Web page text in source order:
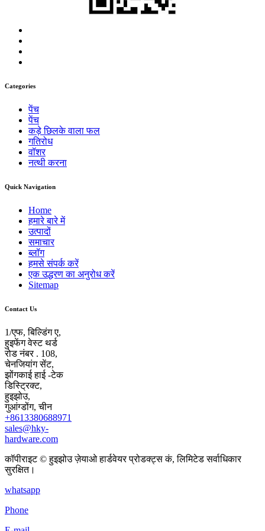
Categories
पेंच
पेंच
कड़े छिलके वाला फल
गतिरोध
वॉशर
नत्थी करना
Quick Navigation
Home
हमारे बारे में
उत्पादों
समाचार
ब्लॉग
हमसे संपर्क करें
एक उद्धरण का अनुरोध करें
Sitemap
Contact Us
1/एफ, बिल्डिंग ए,
हुइफेंग वेस्ट थर्ड
रोड नंबर . 108,
चेनजियांग सेंट,
झोंगकाई हाई -टेक
डिस्ट्रिक्ट,
हुइझोउ,
गुआंग्डोंग, चीन
+8613380688971
sales@hky-
hardware.com
कॉपीराइट © हुइझोउ ज़ेयाओ हार्डवेयर प्रोडक्ट्स कं, लिमिटेड सर्वाधिकार
सुरक्षित।
whatsapp
Phone